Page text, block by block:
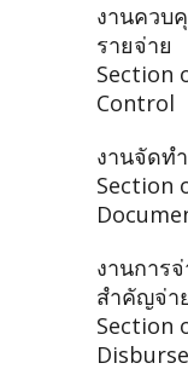
งานควบ
รายจ่าย
Section
Control
งานจัดท
Section
งานการ
สำคัญจ่า
Section